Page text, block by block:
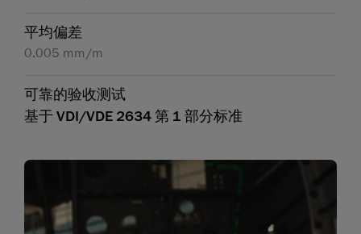
平均偏差
0.005 mm/m
可靠的验收测试
基于 VDI/VDE 2634 第 1 部分标准